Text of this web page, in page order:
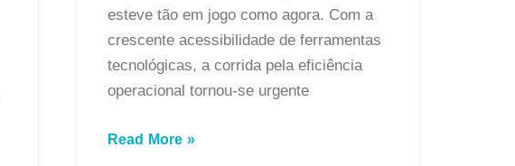
esteve tão em jogo como agora. Com a
crescente acessibilidade de ferramentas
tecnológicas, a corrida pela eficiência
operacional tornou-se urgente
Read More »